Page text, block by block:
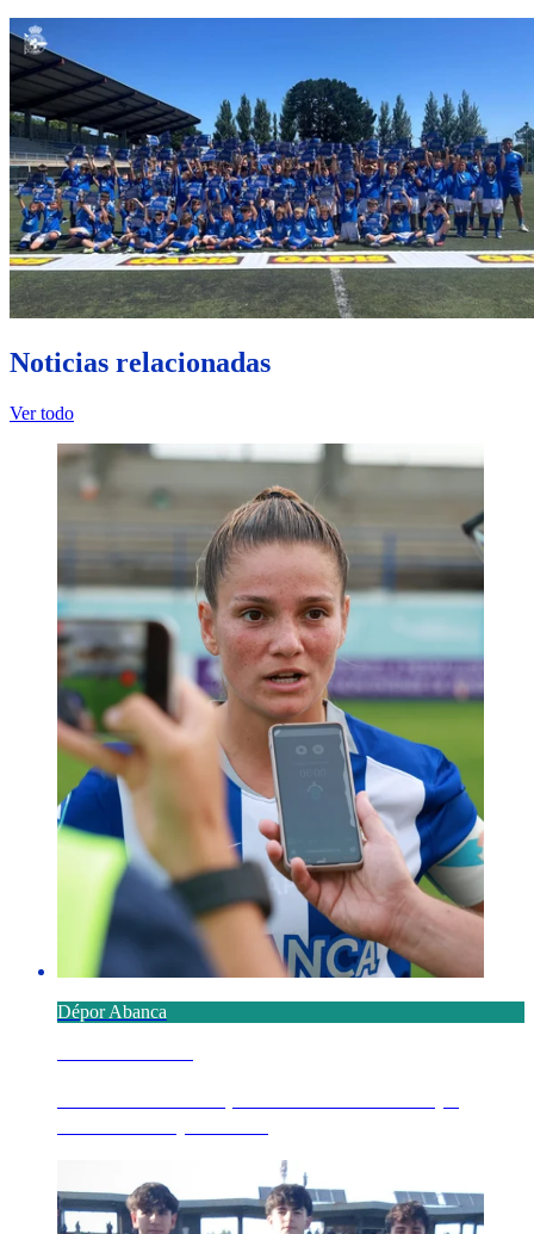
Noticias relacionadas
Ver todo
Dépor Abanca